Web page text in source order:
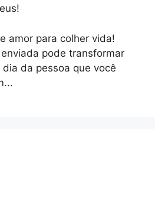
amor para colher vida!
pode transformar
da pessoa que você